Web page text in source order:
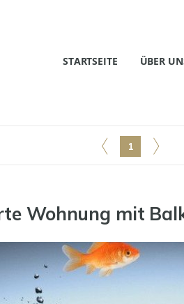
STARTSEITE ÜBER
1
Wohnung mit